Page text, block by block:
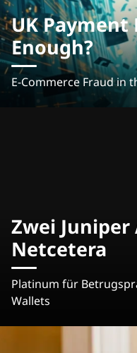
UK Payment
Enough?
E-Commerce Fraud in
Zwei Juniper
Netcetera
Platinum für
Wallets